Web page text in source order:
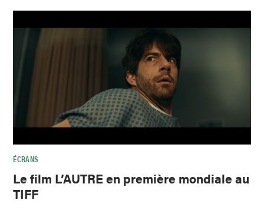
ÉCRANS
Le film L’AUTRE en première mondiale au
TIFF